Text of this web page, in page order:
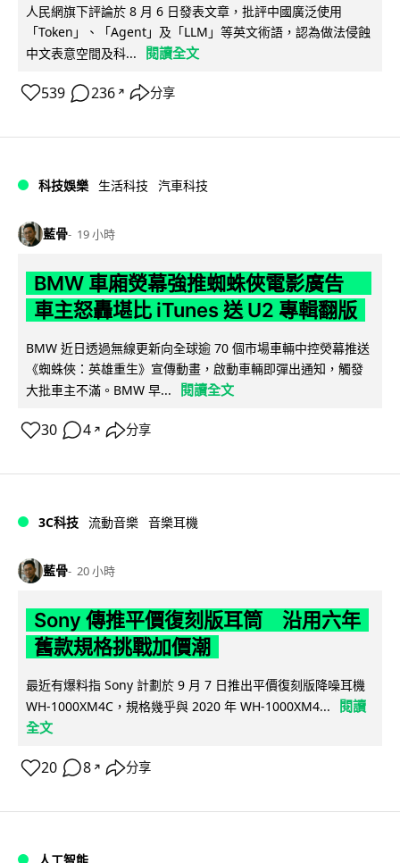
人民網旗下評論於 8 月 6 日發表文章，批評中國廣泛使用
「Token」、「Agent」及「LLM」等英文術語，認為做法侵蝕
中文表意空間及科...
閱讀全文
539 236 ↗ 分享
科技娛樂 生活科技 汽車科技
藍骨 19 小時
BMW 車廂熒幕強推蜘蛛俠電影廣告
車主怒轟堪比 iTunes 送 U2 專輯翻版
BMW 近日透過無線更新向全球逾 70 個市場車輛中控熒幕推送
《蜘蛛俠：英雄重生》宣傳動畫，啟動車輛即彈出通知，觸發
大批車主不滿。BMW 早...
閱讀全文
30 4 ↗ 分享
3C科技 流動音樂 音樂耳機
藍骨 20 小時
Sony 傳推平價復刻版耳筒 沿用六年
舊款規格挑戰加價潮
最近有爆料指 Sony 計劃於 9 月 7 日推出平價復刻版降噪耳機
WH-1000XM4C，規格幾乎與 2020 年 WH-1000XM4...
閱讀
全文
20 8 ↗ 分享